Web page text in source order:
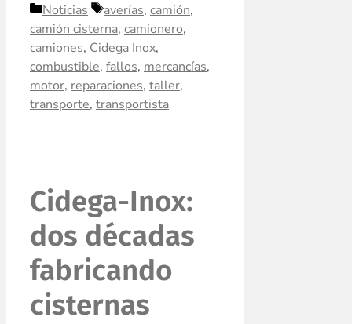
Noticias
averías, camión,
camión cisterna, camionero,
camiones, Cidega Inox,
combustible, fallos, mercancías,
motor, reparaciones, taller,
transporte, transportista
Cidega-Inox:
dos décadas
fabricando
cisternas